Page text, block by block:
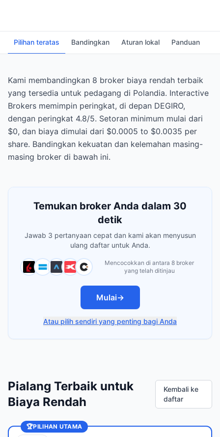
Pilihan teratas Bandingkan Aturan lokal Panduan
Kami membandingkan 8 broker biaya rendah terbaik
yang tersedia untuk pedagang di Polandia. Interactive
Brokers memimpin peringkat, di depan DEGIRO,
dengan peringkat 4.8/5. Setoran minimum mulai dari
$0, dan biaya dimulai dari $0.0005 to $0.0035 per
share. Bandingkan kekuatan dan kelemahan masing-
masing broker di bawah ini.
Temukan broker Anda dalam 30
detik
Jawab 3 pertanyaan cepat dan kami akan menyusun
ulang daftar untuk Anda.
Mencocokkan di antara 8 broker
yang telah ditinjau
Mulai→
Atau pilih sendiri yang penting bagi Anda
Pialang Terbaik untuk
Biaya Rendah
Kembali ke
daftar
🏆PILIHAN UTAMA